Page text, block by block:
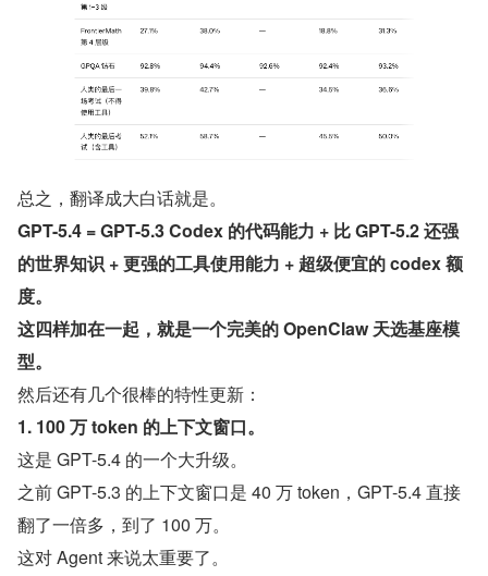
总之，翻译成大白话就是。
GPT-5.4 = GPT-5.3 Codex 的代码能力 + 比 GPT-5.2 还强
的世界知识 + 更强的工具使用能力 + 超级便宜的 codex 额
度。
这四样加在一起，就是一个完美的 OpenClaw 天选基座模
型。
然后还有几个很棒的特性更新：
1. 100 万 token 的上下文窗口。
这是 GPT-5.4 的一个大升级。
之前 GPT-5.3 的上下文窗口是 40 万 token，GPT-5.4 直接
翻了一倍多，到了 100 万。
这对 Agent 来说太重要了。